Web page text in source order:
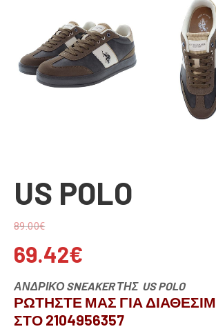
US POLO
89.00€
69.42€
ΑΝΔΡΙΚΟ SNEAKER ΤΗΣ US POLO
ΡΩΤΗΣΤΕ ΜΑΣ ΓΙΑ
ΣΤΟ 2104956357